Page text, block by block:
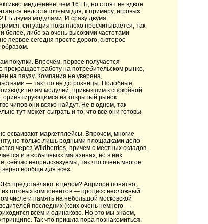
медленнее, чем 16 ГБ, но стоят не вдвое
недостаточным для, к примеру, игровых
ГБ двумя модулями. И сразу двумя,
ситуация пока плохо просчитывается, так
более, либо за очень высокими частотами
первое сегодня просто дорого, а второе
образом.
покупки. Впрочем, первое получается
работу на потребительском рынке,
на паузу. Компания не уверена,
— так что не до розницы. Подобные
модулей, привыкшим к спокойной
ориентирующимся на открытый рынок
чипов они всяко найдут. Не в одном, так
тут может сыграть и то, что все они готовы
осваивают маркетплейсы. Впрочем, многие
но только лишь родными площадками дело
через Wildberries, причем с местных складов,
и в «обычных» магазинах, но в них
непредсказуемы, так что очень многое
верно вообще для всех.
представляют в целом? Априори понятно,
готовых компонентов — процесс несложный.
числе и память на небольшой московской
последних (коих очень немного —
всем и одинаково. Но это мы знаем,
Так что пришла пора познакомиться.